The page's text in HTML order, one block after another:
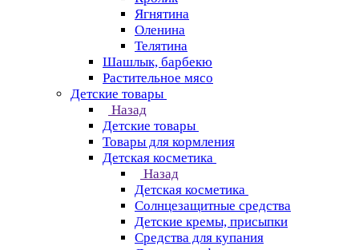
Ягнятина
Оленина
Телятина
Шашлык, барбекю
Растительное мясо
Детские товары
Назад
Детские товары
Товары для кормления
Детская косметика
Назад
Детская косметика
Солнцезащитные средства
Детские кремы, присыпки
Средства для купания